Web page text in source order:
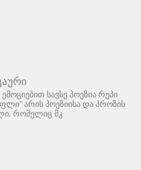
სავსე პოეზია რუპი
არის პოეზიისა და პროზის
რომელიც მკ